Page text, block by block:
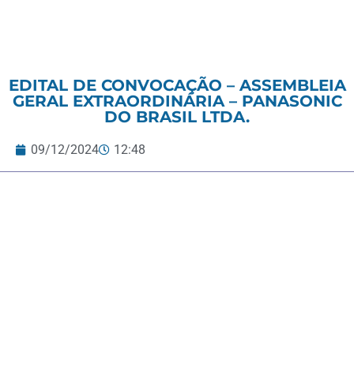
EDITAL DE CONVOCAÇÃO – ASSEMBLEIA
GERAL EXTRAORDINÁRIA – PANASONIC
DO BRASIL LTDA.
09/12/2024 12:48